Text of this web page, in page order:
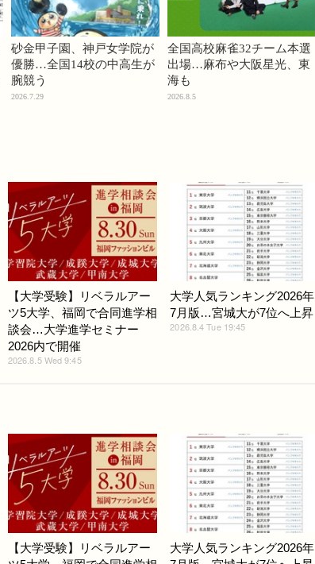
砂金甲子園、神戸女学院が
優勝…全国14校の中高生が
腕競う
2026.7.29
全国高校麻雀32チーム本選
出場…麻布や大阪星光、東
海も
2026.8.5
【大学受験】リベラルアー
ツ5大学、福岡で合同進学相
談会…大学進学セミナー
2026内で開催
2026.8.5 Wed 9:45
大学人気ランキング2026年
7月版…宮城大が7位へ上昇
2026.8.4 Tue 19:45
【大学受験】リベラルアー
大学人気ランキング2026年